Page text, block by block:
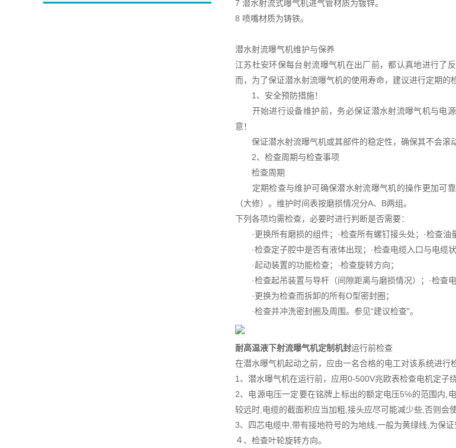
7 潜水射流式曝气机进气管材质为镀锌。
8 喷嘴材质为铸铁。
潜水射流曝气机维护与保养
江苏杜安环保每台射流曝气机在出厂前，都认真地进行了
而，为了保证潜水射流曝气机的使用寿命，建议进行定期的
1、安全预防措施！
开始进行设备维护前，务必保证潜水射流曝气机与电
意！
保证潜水射流曝气机或其部件的稳定性，确保其不会滚
2、检查周期与检查事项
检查周期
定期检查与维护可确保潜水射流曝气机的操作更加可靠
（大修）。维护时间表按磨损情况分A、B两组。
下列各项均需检查，必要时进行判断是否需要：
·更换所有磨损的组件；·检查所有螺钉接头处；·检查油
·检查定子腔中是否有液体出现；·检查电缆入口与电缆状
·起动装置的功能检查；·检查旋转方向；
·检查起吊装置与导杆（间隙距离与磨损情况）；·检查电
·更换为检查而拆卸的所有O型密封圈；
·检查并冲洗密封圈及周围。参见“建议检查"。
耐高温液下射流曝气机定制机封运行前检查
在潜水曝气机起动之前，应由一名合格的电工对该系统进行
1、潜水曝气机在运行前，应用0-500V兆欧表检查电机定子
2、电源电压一定要在铭牌上标出的额定电压5℅的范围内,
较远时,电缆的截面积应当加粗,接头应尽可能减少些,否则会
3、四芯电缆中,带有接地符号的为地线,一般为黄绿线,为保
４、检查叶轮旋转方向。